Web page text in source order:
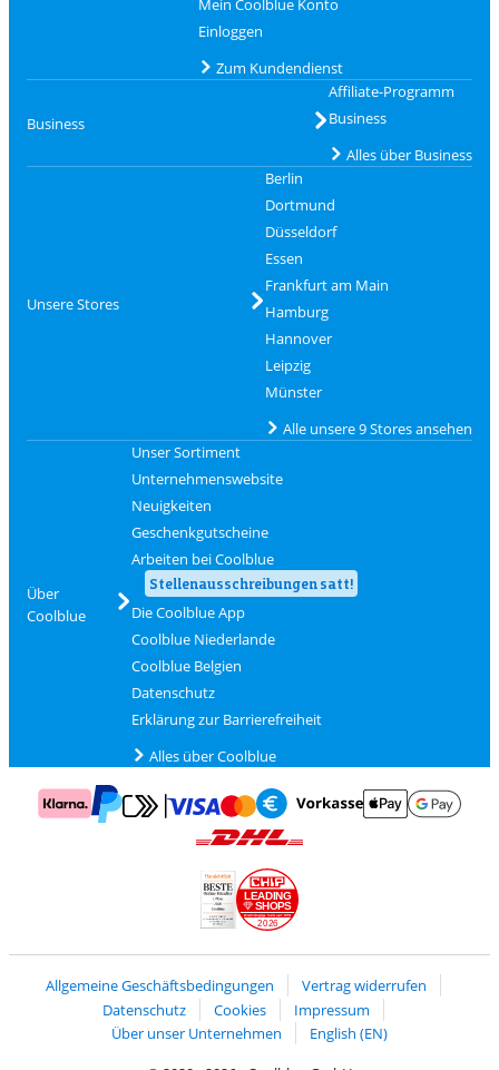
Mein Coolblue Konto
Einloggen
Zum Kundendienst
Business
Affiliate-Programm
Business
Alles über Business
Unsere Stores
Berlin
Dortmund
Düsseldorf
Essen
Frankfurt am Main
Hamburg
Hannover
Leipzig
Münster
Alle unsere 9 Stores ansehen
Über
Coolblue
Unser Sortiment
Unternehmenswebsite
Neuigkeiten
Geschenkgutscheine
Arbeiten bei Coolblue
Stellenausschreibungen satt!
Die Coolblue App
Coolblue Niederlande
Coolblue Belgien
Datenschutz
Erklärung zur Barrierefreiheit
Alles über Coolblue
Zahlung mit PayPal
Zahlung mit Mastercard und Visa über Click to Pay
Zahlung mit Vorkasse
2026
LEADING
SHOPS
Allgemeine Geschäftsbedingungen
Vertrag widerrufen
Datenschutz
Cookies
Impressum
Über unser Unternehmen
English (EN)